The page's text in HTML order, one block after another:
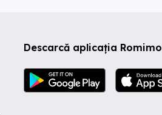
Descarcă aplicația Romimo